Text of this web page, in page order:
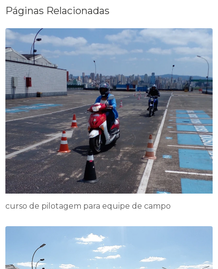
Páginas Relacionadas
curso de pilotagem para equipe de campo